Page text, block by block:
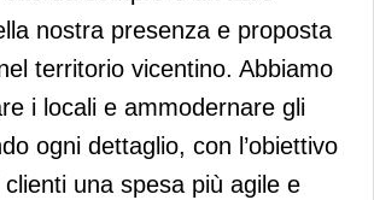
nostra presenza e proposta
territorio vicentino. Abbiamo
i locali e ammodernare gli
ogni dettaglio, con l’obiettivo
una spesa più agile e